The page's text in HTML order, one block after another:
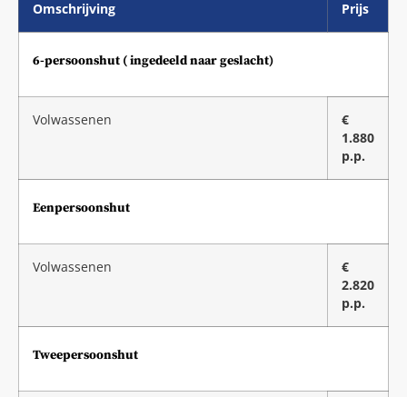
Omschrijving Prijs
6-persoonshut ( ingedeeld naar geslacht)
Volwassenen
€
1.880
p.p.
Eenpersoonshut
Volwassenen
€
2.820
p.p.
Tweepersoonshut